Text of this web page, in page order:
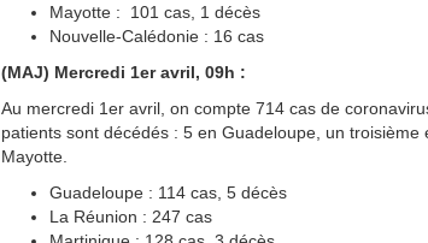
Mayotte : 101 cas, 1 décès
Nouvelle-Calédonie : 16 cas
(MAJ) Mercredi 1er avril, 09h :
Au mercredi 1er avril, on compte 714 cas de
patients sont décédés : 5 en Guadeloupe, un
Mayotte.
Guadeloupe : 114 cas, 5 décès
La Réunion : 247 cas